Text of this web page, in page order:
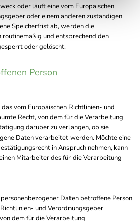
oder läuft eine vom Europäischen
oder einem anderen zuständigen
Speicherfrist ab, werden die
routinemäßig und entsprechend den
oder gelöscht.
Person
vom Europäischen Richtlinien- und
Recht, von dem für die Verarbeitung
darüber zu verlangen, ob sie
Daten verarbeitet werden. Möchte eine
in Anspruch nehmen, kann
Mitarbeiter des für die Verarbeitung
Daten betroffene Person
und Verordnungsgeber
dem für die Verarbeitung